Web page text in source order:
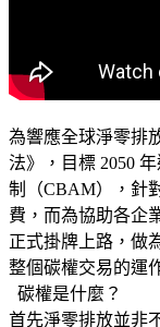
為響應全球淨零排
法》，目標 2050
制（CBAM），針
費，而為協助各企
正式掛牌上路，做
整個碳權交易的運
碳權是什麼？
首先淨零排放並非